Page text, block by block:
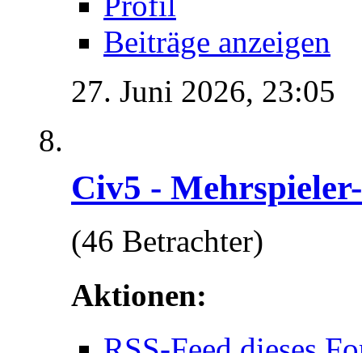
Beiträge anzeigen
27. Juni 2026, 23:05
Civ5 -
(46 Betrachter)
Aktionen: